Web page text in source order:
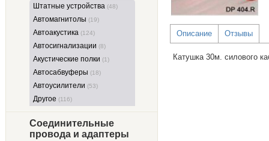
Штатные устройства (48)
Автомагнитолы (19)
Автоакустика (124)
Автосигнализации (8)
Акустические полки (1)
Автосабвуферы (18)
Автоусилители (53)
Другое (116)
Соединительные
провода и адаптеры
Описание Отзывы
Катушка 30м. силового